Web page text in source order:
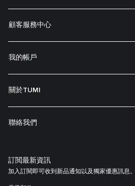
顧客服務中心
我的帳戶
關於TUMI
聯絡我們
訂閲最新資訊
加入訂閱即可收到新品通知以及獨家優惠訊息。